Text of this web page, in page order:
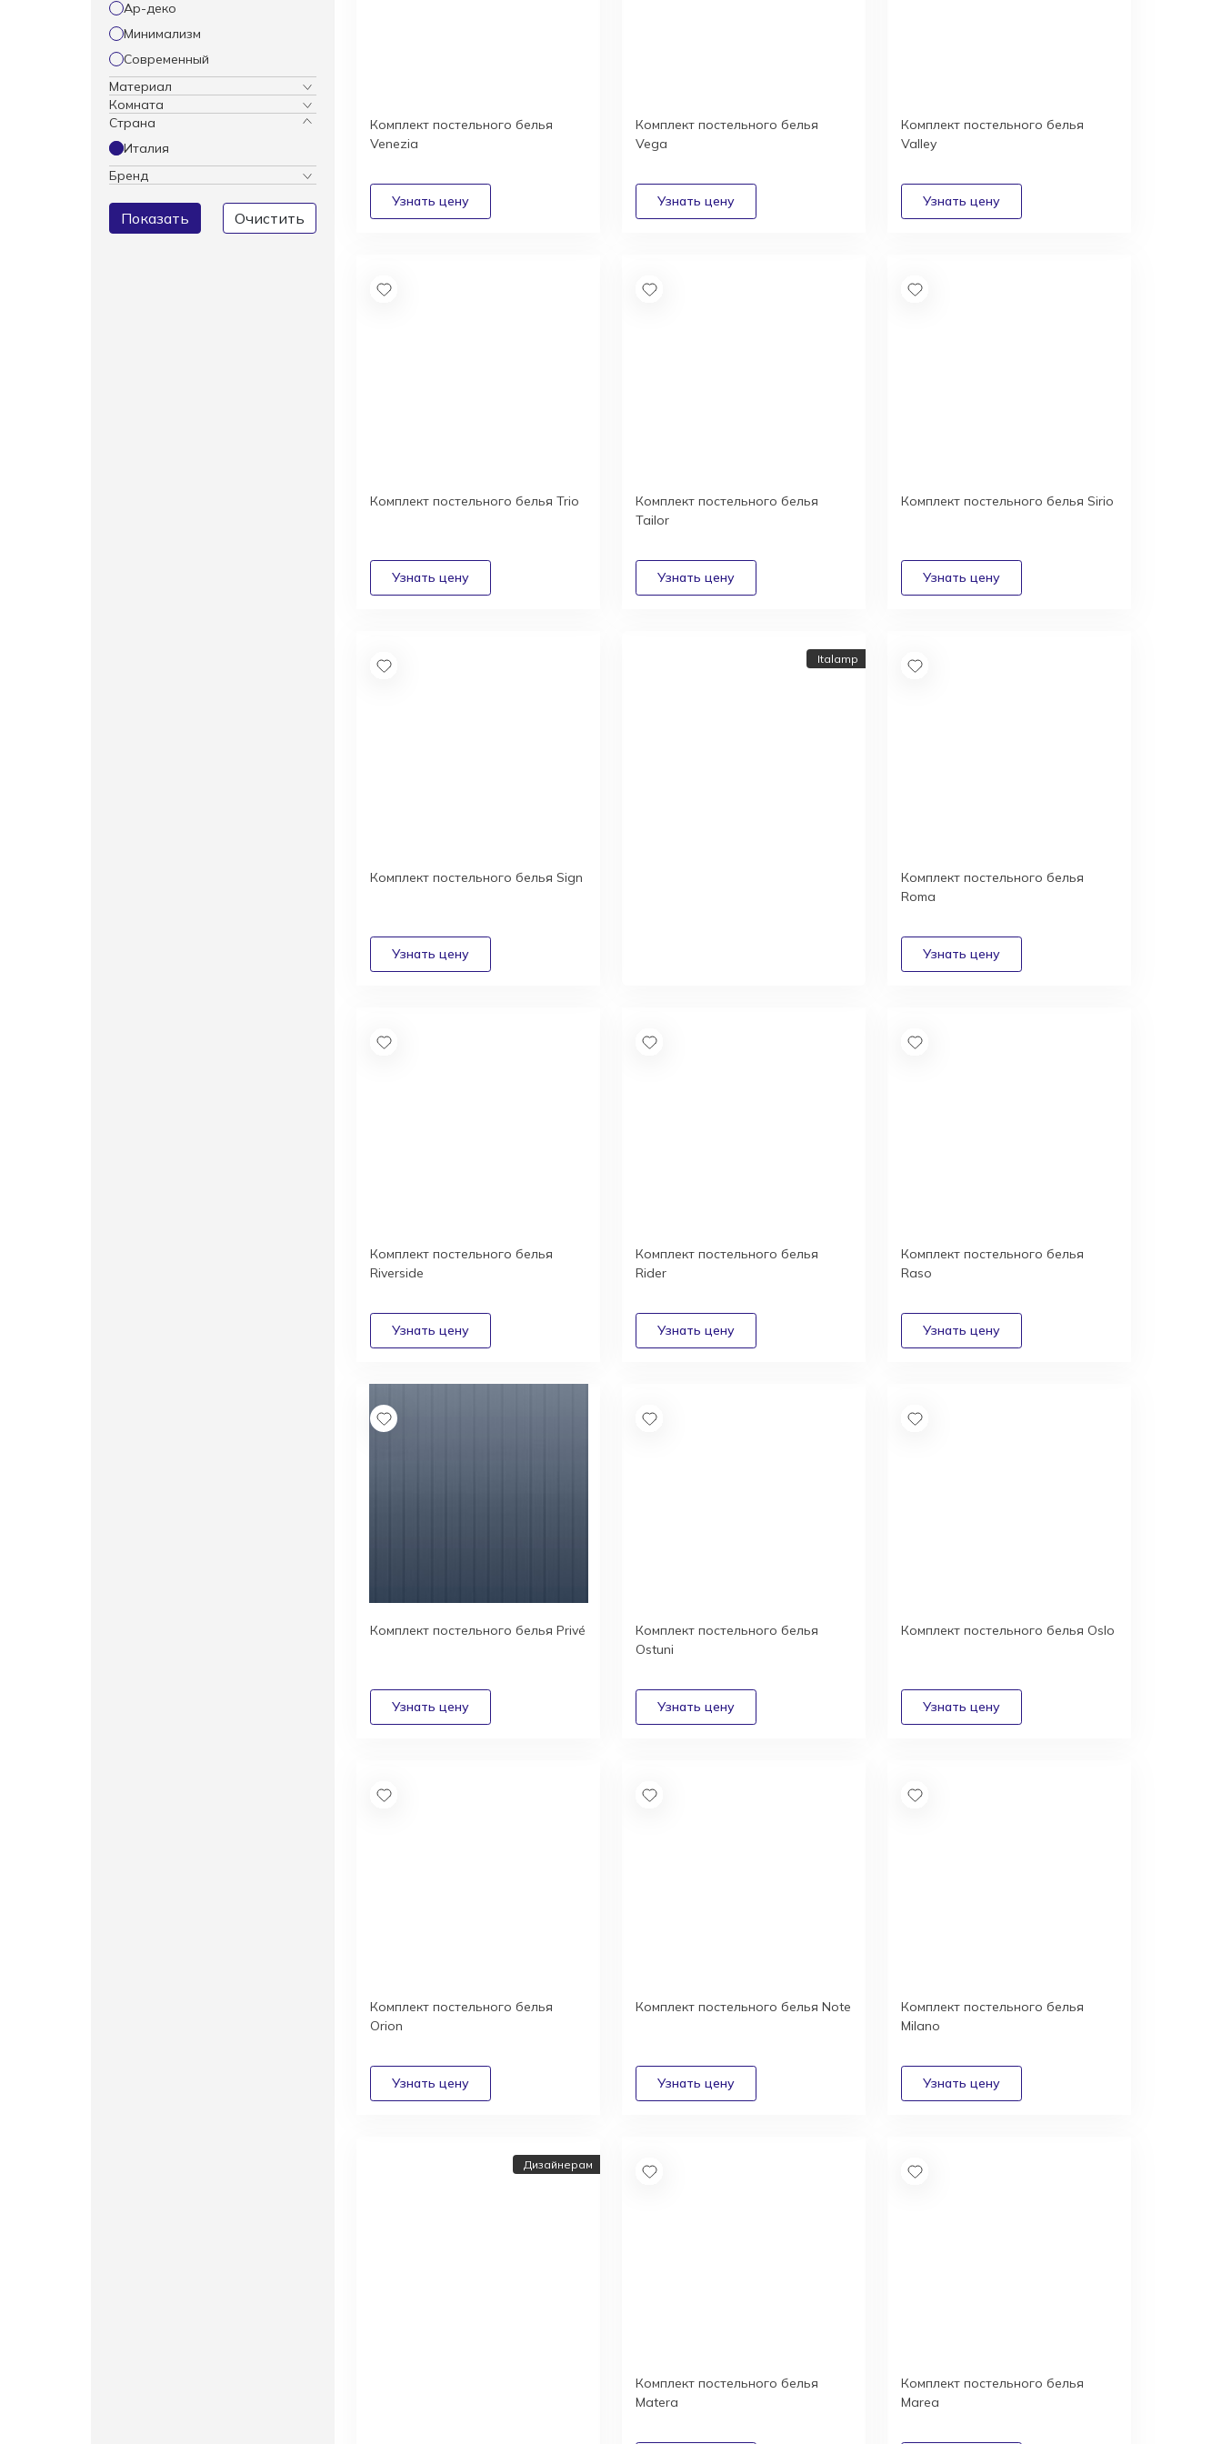
Кресла
Зонты
Диваны
Аксессуары
Ар-деко
Минимализм
Современный
Материал
Комната
Страна
Италия
Бренд
Показать
Комплект постельного белья
Venezia
Комплект постельного белья
Vega
Комплект постельного белья
Valley
Комплект постельного белья Trio
Комплект постельного белья
Tailor
Комплект постельного белья Sirio
Комплект постельного белья Sign
Italamp
Комплект постельного белья
Roma
Комплект постельного белья
Riverside
Комплект постельного белья
Rider
Комплект постельного белья
Raso
Комплект постельного белья Privé
Комплект постельного белья
Ostuni
Комплект постельного белья Oslo
Комплект постельного белья
Orion
Комплект постельного белья Note
Комплект постельного белья
Milano
Дизайнерам
Комплект постельного белья
Matera
Комплект постельного белья
Marea